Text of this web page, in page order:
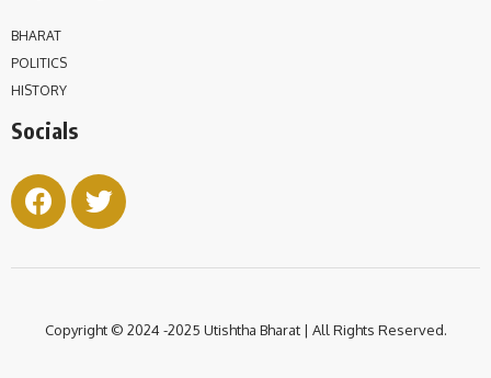
BHARAT
POLITICS
HISTORY
Socials
Copyright © 2024 -2025 Utishtha Bharat | All Rights Reserved.